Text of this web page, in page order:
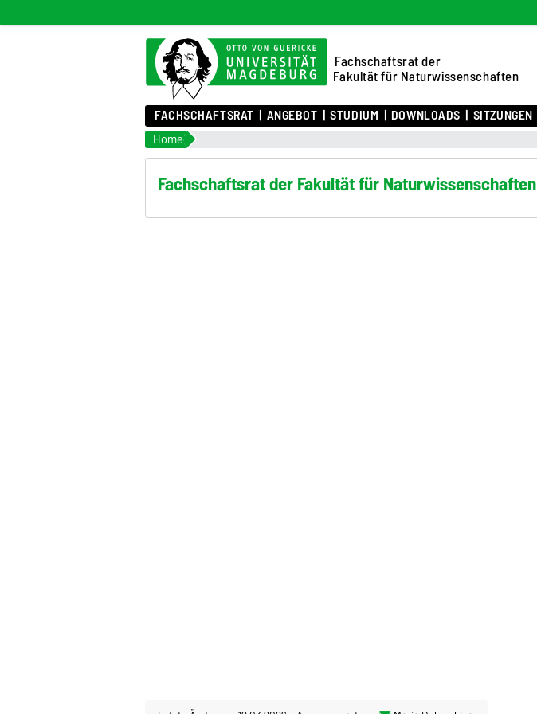
Fachschaftsrat der
Fakultät für Naturwissenschaften
FACHSCHAFTSRAT ANGEBOT STUDIUM DOWNLOADS SITZUNGEN
Home
Fachschaftsrat der Fakultät für Naturwissenschaften